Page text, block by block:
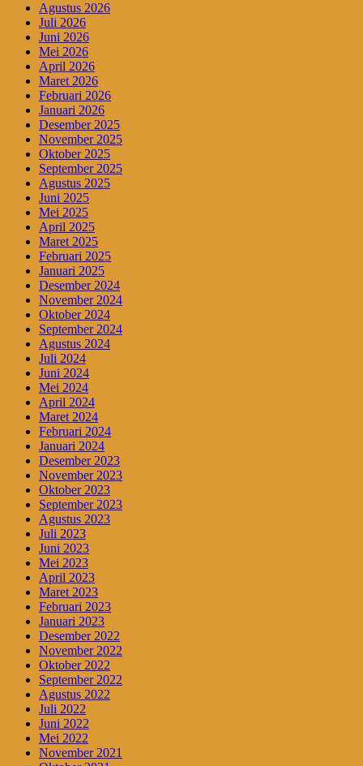
Agustus 2026
Juli 2026
Juni 2026
Mei 2026
April 2026
Maret 2026
Februari 2026
Januari 2026
Desember 2025
November 2025
Oktober 2025
September 2025
Agustus 2025
Juni 2025
Mei 2025
April 2025
Maret 2025
Februari 2025
Januari 2025
Desember 2024
November 2024
Oktober 2024
September 2024
Agustus 2024
Juli 2024
Juni 2024
Mei 2024
April 2024
Maret 2024
Februari 2024
Januari 2024
Desember 2023
November 2023
Oktober 2023
September 2023
Agustus 2023
Juli 2023
Juni 2023
Mei 2023
April 2023
Maret 2023
Februari 2023
Januari 2023
Desember 2022
November 2022
Oktober 2022
September 2022
Agustus 2022
Juli 2022
Juni 2022
Mei 2022
November 2021